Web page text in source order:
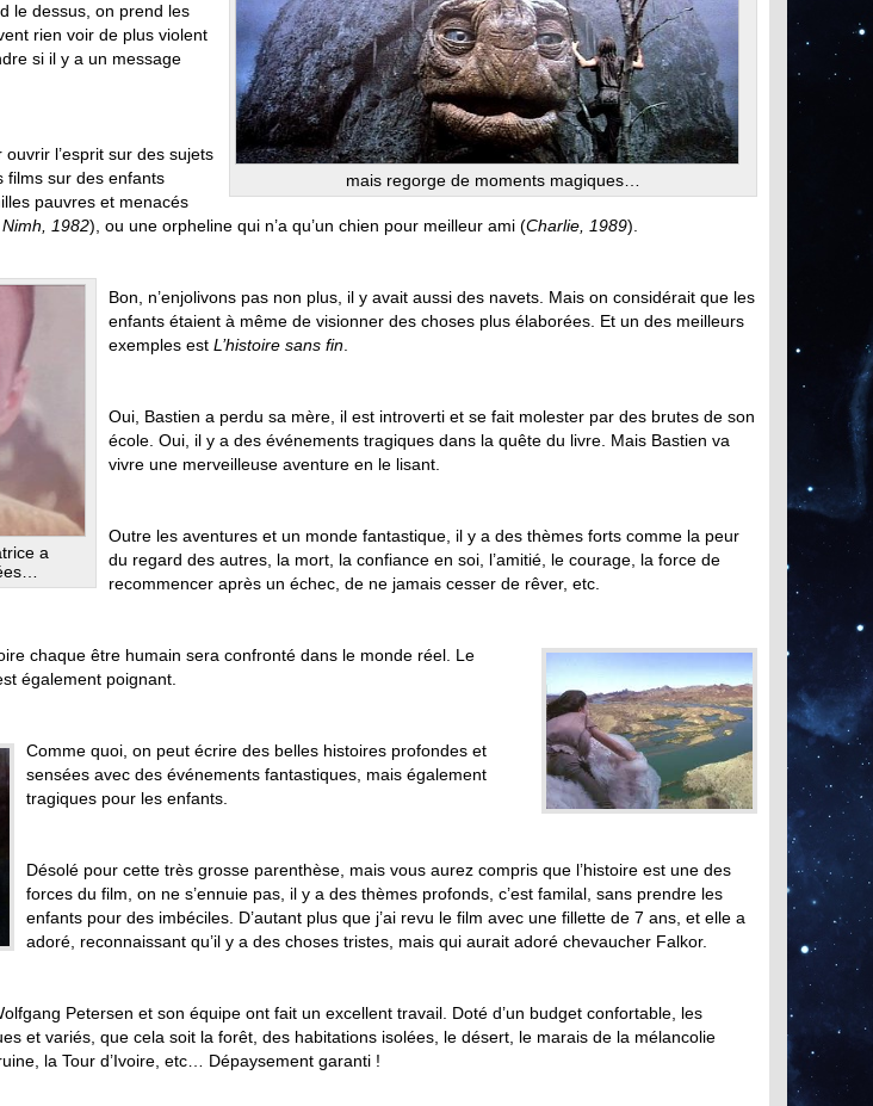
mais regorge de moments magiques…
le dessus, on prend les
rien voir de plus violent
si il y a un message
ouvrir l’esprit sur des sujets
films sur des enfants
pauvres et menacés
1982), ou une orpheline qui n’a qu’un chien pour meilleur ami (Charlie, 1989).
a
Bon, n’enjolivons pas non plus, il y avait aussi des navets. Mais on considérait que les
enfants étaient à même de visionner des choses plus élaborées. Et un des meilleurs
exemples est L’histoire sans fin
Oui, Bastien a perdu sa mère, il est introverti et se fait molester par des brutes de son
école. Oui, il y a des événements tragiques dans la quête du livre. Mais Bastien va
vivre une merveilleuse aventure en le lisant.
Outre les aventures et un monde fantastique, il y a des thèmes forts comme la peur
du regard des autres, la mort, la confiance en soi, l’amitié, le courage, la force de
recommencer après un échec, de ne jamais cesser de rêver, etc.
chaque être humain sera confronté dans le monde réel. Le
également poignant.
Comme quoi, on peut écrire des belles histoires profondes et
sensées avec des événements fantastiques, mais également
tragiques pour les enfants.
Désolé pour cette très grosse parenthèse, mais vous aurez compris que l’histoire est une des
forces du film, on ne s’ennuie pas, il y a des thèmes profonds, c’est familal, sans prendre les
enfants pour des imbéciles. D’autant plus que j’ai revu le film avec une fillette de 7 ans, et elle a
adoré, reconnaissant qu’il y a des choses tristes, mais qui aurait adoré chevaucher Falkor.
Petersen et son équipe ont fait un excellent travail. Doté d’un budget confortable, les
et variés, que cela soit la forêt, des habitations isolées, le désert, le marais de la mélancolie
la Tour d’Ivoire, etc… Dépaysement garanti !